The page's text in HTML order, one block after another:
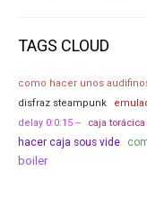
TAGS CLOUD
como hacer unos
disfraz steampunk
delay 0:0:15 --
caja
hacer caja sous vide
boiler